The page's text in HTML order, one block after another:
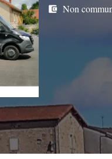
account_balance_wallet Non